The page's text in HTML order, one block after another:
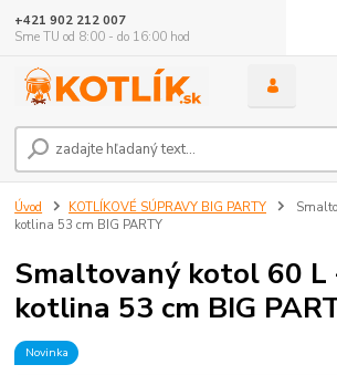
+421 902 212 007
Sme TU od 8:00 - do 16:00 hod
Úvod KOTLÍKOVÉ SÚPRAVY BIG PARTY
kotlina 53 cm BIG PARTY
Smaltovaný kotol 60 L
kotlina 53 cm BIG
Novinka